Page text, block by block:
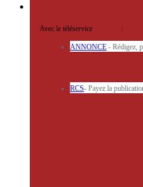
Avec le téléservice :
ANNONCE - Rédigez,
RCS- Payez la